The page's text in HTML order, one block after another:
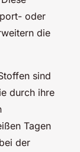
oder
die
sind
durch ihre
Tagen
der